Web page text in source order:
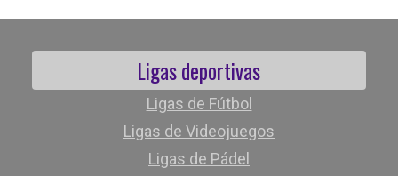
Ligas deportivas
Ligas de Fútbol
Ligas de Videojuegos
Ligas de Pádel